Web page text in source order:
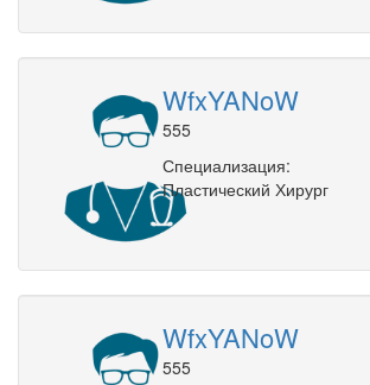
WfxYANoW
555
Специализация:
Пластический Хирург
WfxYANoW
555